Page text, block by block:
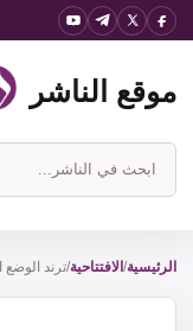
انتقل
المحتوى
موقع الناشر
ابحث
في
الناشر
الرئيسية/ الافتتاحية/ترند